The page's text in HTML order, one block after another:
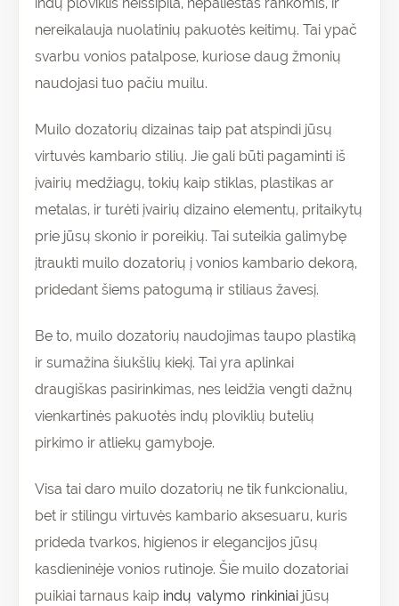
indų ploviklis neišsipila, nepaliestas rankomis, ir
nereikalauja nuolatinių pakuotės keitimų. Tai ypač
svarbu vonios patalpose, kuriose daug žmonių
naudojasi tuo pačiu muilu.
Muilo dozatorių dizainas taip pat atspindi jūsų
virtuvės kambario stilių. Jie gali būti pagaminti iš
įvairių medžiagų, tokių kaip stiklas, plastikas ar
metalas, ir turėti įvairių dizaino elementų, pritaikytų
prie jūsų skonio ir poreikių. Tai suteikia galimybę
įtraukti muilo dozatorių į vonios kambario dekorą,
pridedant šiems patogumą ir stiliaus žavesį.
Be to, muilo dozatorių naudojimas taupo plastiką
ir sumažina šiukšlių kiekį. Tai yra aplinkai
draugiškas pasirinkimas, nes leidžia vengti dažnų
vienkartinės pakuotės indų ploviklių butelių
pirkimo ir atliekų gamyboje.
Visa tai daro muilo dozatorių ne tik funkcionaliu,
bet ir stilingu virtuvės kambario aksesuaru, kuris
prideda tvarkos, higienos ir elegancijos jūsų
kasdieninėje vonios rutinoje. Šie muilo dozatoriai
puikiai tarnaus kaip indų valymo rinkiniai jūsų